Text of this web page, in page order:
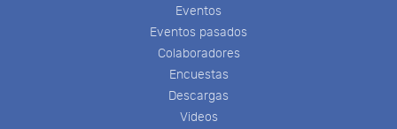
Eventos
Eventos pasados
Colaboradores
Encuestas
Descargas
Videos